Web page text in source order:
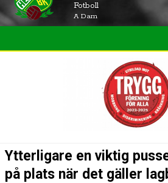
Fotboll
A Dam
TRUPPEN
Ytterligare en viktig
på plats när det gäller